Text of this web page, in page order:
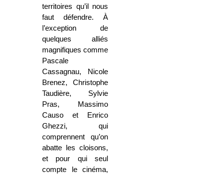
territoires qu’il nous
faut défendre. À
l’exception de
quelques alliés
magnifiques comme
Pascale
Cassagnau, Nicole
Brenez, Christophe
Taudière, Sylvie
Pras, Massimo
Causo et Enrico
Ghezzi, qui
comprennent qu’on
abatte les cloisons,
et pour qui seul
compte le cinéma,